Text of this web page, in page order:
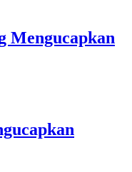
Mengucapkan